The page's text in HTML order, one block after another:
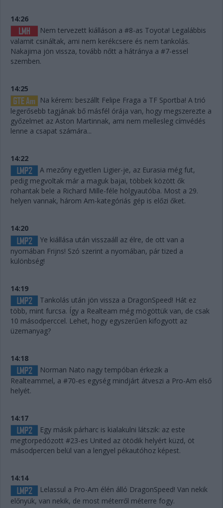
14:26
Nem tervezett kiálláson a #8-as Toyota! Legalábbis
valamit csináltak, ami nem kerékcsere és nem tankolás.
Nakajima jön vissza, tovább nőtt a hátránya a #7-essel
szemben.
14:25
Na kérem: beszállt Felipe Fraga a TF Sportba! A trió
legerősebb tagjának bő másfél órája van, hogy megszerezte a
győzelmet az Aston Martinnak, ami nem mellesleg címvédés
lenne a csapat számára...
14:22
A mezőny egyetlen Ligier-je, az Eurasia még fut,
pedig megvoltak már a maguk bajai, többek között ők
rohantak bele a Richard Mille-féle hölgyautóba. Most a 29.
helyen vannak, három Am-kategóriás gép is előzi őket.
14:20
Ye kiállása után visszaáll az élre, de ott van a
nyomában Frijns! Szó szerint a nyomában, pár tized a
különbség!
14:19
Tankolás után jön vissza a DragonSpeed! Hát ez
több, mint furcsa. Így a Realteam még mögöttük van, de csak
10 másodperccel. Lehet, hogy egyszerűen kifogyott az
üzemanyag?
14:18
Norman Nato nagy tempóban érkezik a
Realteammel, a #70-es egység mindjárt átveszi a Pro-Am első
helyét.
14:17
Egy másik párharc is kialakulni látszik: az este
megtorpedózott #23-es United az ötödik helyért küzd, öt
másodpercen belül van a lengyel pékautóhoz képest.
14:14
Lelassul a Pro-Am élén álló DragonSpeed! Van nekik
előnyük, van nekik, de most méterről méterre fogy.